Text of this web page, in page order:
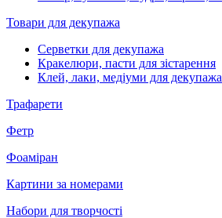
Товари для декупажа
Серветки для декупажа
Кракелюри, пасти для зістарення
Клей, лаки, медіуми для декупажа
Трафарети
Фетр
Фоаміран
Картини за номерами
Набори для творчості